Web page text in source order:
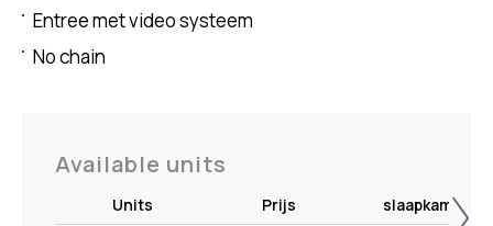
Entree met video systeem
No chain
Available units
Units Prijs slaapkamers